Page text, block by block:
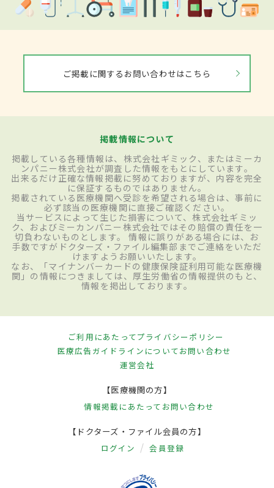
ご掲載に関するお問い合わせはこちら
掲載情報について
掲載している各種情報は、株式会社ギミック、またはミーカ
ンパニー株式会社が調査した情報をもとにしています。
出来るだけ正確な情報掲載に努めておりますが、内容を完全
に保証するものではありません。
掲載されている医療機関へ受診を希望される場合は、事前に
必ず該当の医療機関に直接ご確認ください。
当サービスによって生じた損害について、株式会社ギミッ
ク、およびミーカンパニー株式会社ではその賠償の責任を一
切負わないものとします。 情報に誤りがある場合には、お
手数ですがドクターズ・ファイル編集部までご連絡をいただ
けますようお願いいたします。
なお、「マイナンバーカードの健康保険証利用可能な医療機
関」の情報につきましては、厚生労働省の情報提供のもと、
情報を掲出しております。
ご利用にあたってプライバシーポリシー
医療広告ガイドラインについてお問い合わせ
運営会社
【医療機関の方】
情報掲載にあたって お問い合わせ
【ドクターズ・ファイル会員の方】
ログイン 会員登録